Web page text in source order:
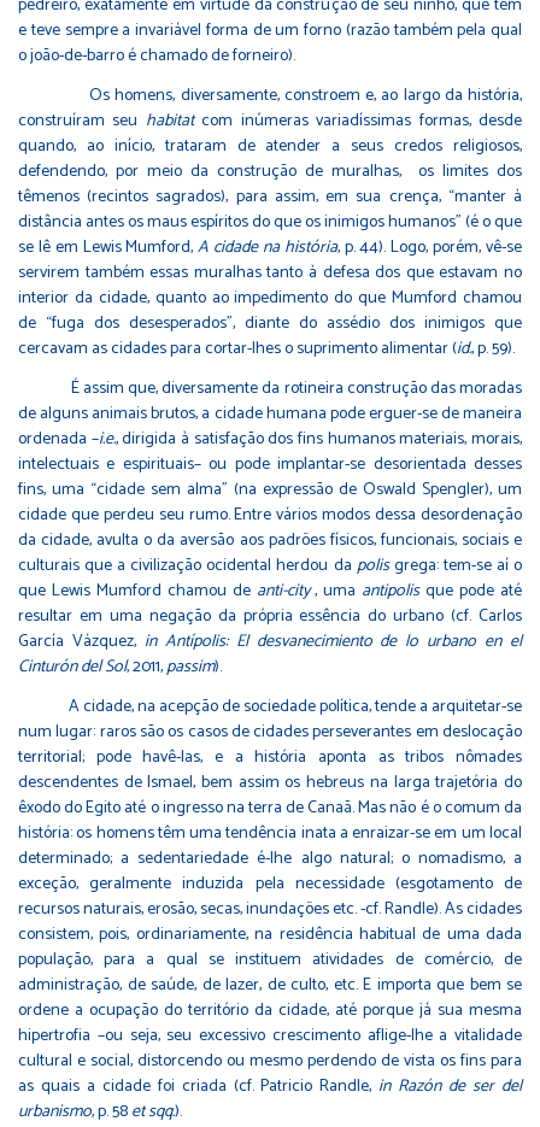
e teve sempre a invariável forma de um forno (razão também pela qual
o joão-de-barro é chamado de forneiro).
Os homens, diversamente, constroem e, ao largo da história,
construíram seu habitatcom inúmeras variadíssimas formas, desde
quando, ao início, trataram de atender a seus credos religiosos,
defendendo, por meio da construção de muralhas, os limites dos
têmenos (recintos sagrados), para assim, em sua crença, “manter à
distância antes os maus espíritos do que os inimigos humanos” (é o que
se lê em Lewis Mumford,A cidade na história, p. 44). Logo, porém, vê-se
servirem também essas muralhas tanto à defesa dos que estavam no
interior da cidade, quanto ao impedimento do que Mumford chamou
de “fuga dos desesperados”, diante do assédio dos inimigos que
cercavam as cidades para cortar-lhes o suprimento alimentar (id., p. 59).
É assim que, diversamente da rotineira construção das moradas
de alguns animais brutos, a cidade humana pode erguer-se de maneira
ordenada –i.e., dirigida à satisfação dos fins humanos materiais, morais,
intelectuais e espirituais– ou pode implantar-se desorientada desses
fins, uma “cidade sem alma” (na expressão de Oswald Spengler), um
cidade que perdeu seu rumo. Entre vários modos dessa desordenação
da cidade, avulta o da aversão aos padrões físicos, funcionais, sociais e
culturais que a civilização ocidental herdou da polisgrega: tem-se aí o
que Lewis Mumford chamou de anti-city, uma antipolisque pode até
resultar em uma negação da própria essência do urbano (cf. Carlos
García Vázquez, in Antípolis: El desvanecimiento de lo urbano en el
Cinturón del Sol, 2011,passim).
A cidade, na acepção de sociedade política, tende a arquitetar-se
num lugar: raros são os casos de cidades perseverantes em deslocação
territorial; pode havê-las, e a história aponta as tribos nômades
descendentes de Ismael, bem assim os hebreus na larga trajetória do
êxodo do Egito até o ingresso na terra de Canaã. Mas não é o comum da
história: os homens têm uma tendência inata a enraizar-se em um local
determinado; a sedentariedade é-lhe algo natural; o nomadismo, a
exceção, geralmente induzida pela necessidade (esgotamento de
recursos naturais, erosão, secas, inundações etc. -cf. Randle). As cidades
consistem, pois, ordinariamente, na residência habitual de uma dada
população, para a qual se instituem atividades de comércio, de
administração, de saúde, de lazer, de culto, etc. E importa que bem se
ordene a ocupação do território da cidade, até porque já sua mesma
hipertrofia –ou seja, seu excessivo crescimento aflige-lhe a vitalidade
cultural e social, distorcendo ou mesmo perdendo de vista os fins para
as quais a cidade foi criada (cf. Patricio Randle, in Razón de ser del
urbanismo, p. 58et sqq.).